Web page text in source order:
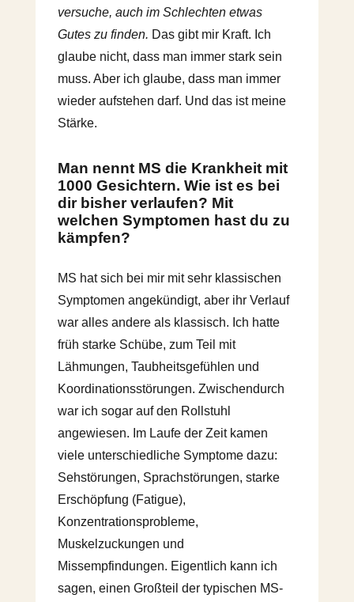
versuche, auch im Schlechten etwas
Gutes zu finden. Das gibt mir Kraft. Ich
glaube nicht, dass man immer stark sein
muss. Aber ich glaube, dass man immer
wieder aufstehen darf. Und das ist meine
Stärke.
Man nennt MS die Krankheit mit
1000 Gesichtern. Wie ist es bei
dir bisher verlaufen? Mit
welchen Symptomen hast du zu
kämpfen?
MS hat sich bei mir mit sehr klassischen
Symptomen angekündigt, aber ihr Verlauf
war alles andere als klassisch. Ich hatte
früh starke Schübe, zum Teil mit
Lähmungen, Taubheitsgefühlen und
Koordinationsstörungen. Zwischendurch
war ich sogar auf den Rollstuhl
angewiesen. Im Laufe der Zeit kamen
viele unterschiedliche Symptome dazu:
Sehstörungen, Sprachstörungen, starke
Erschöpfung (Fatigue),
Konzentrationsprobleme,
Muskelzuckungen und
Missempfindungen. Eigentlich kann ich
sagen, einen Großteil der typischen MS-